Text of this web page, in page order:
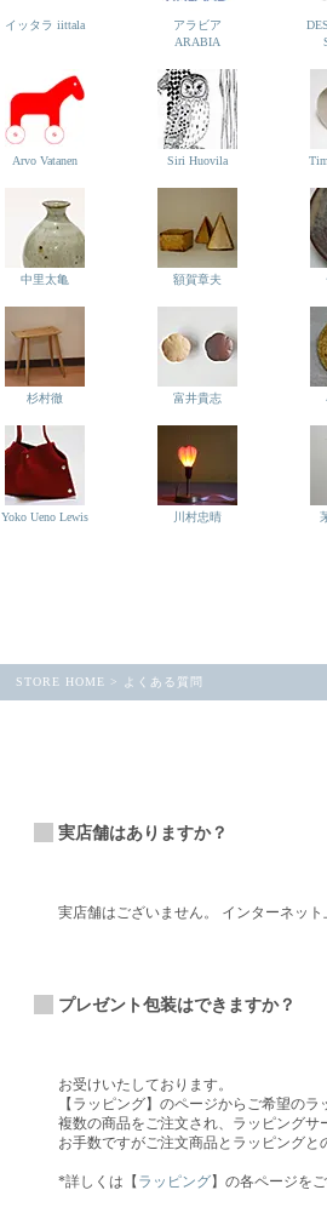
イッタラ iittala
アラビア
ARABIA
Arvo Vatanen Siri Huovila
中里太亀 額賀章夫
杉村徹 富井貴志
Yoko Ueno Lewis 川村忠晴
STORE HOME > よくある質問
実店舗はありますか？
実店舗はございません。 インターネット
プレゼント包装はできますか？
お受けいたしております。
【ラッピング】のページからご希望の
複数の商品をご注文され、ラッピングサ
お手数ですがご注文商品とラッピングと
*詳しくは【 ラッピング】の各ページをご